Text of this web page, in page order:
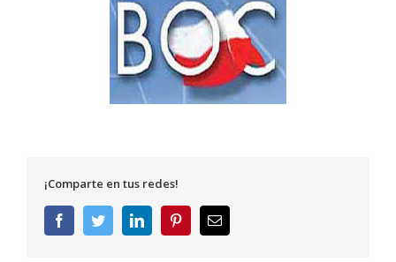
¡Comparte en tus redes!
FacebookTwitterLinkedInPinterestCorreo
electrónico